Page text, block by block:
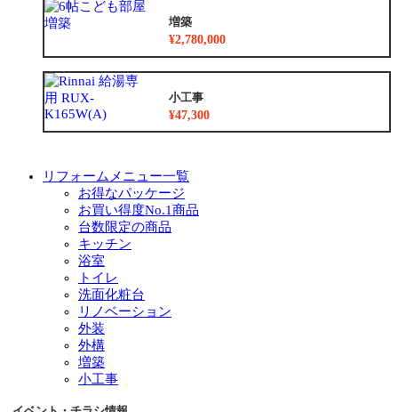
増築
¥2,780,000
小工事
¥47,300
リフォームメニュー一覧
お得なパッケージ
お買い得度No.1商品
台数限定の商品
キッチン
浴室
トイレ
洗面化粧台
リノベーション
外装
外構
増築
小工事